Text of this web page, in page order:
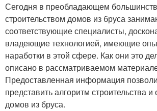
Сегодня в преобладающем
строительством домов из бруса
соответствующие специалисты,
владеющие технологией, имеющие
наработки в этой сфере. Как они это
описано в рассматриваемом
Предоставленная информация
представить алгоритм строительства и
домов из бруса.